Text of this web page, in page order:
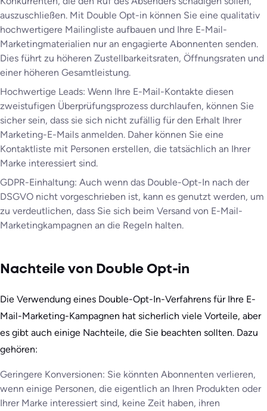
auszuschließen. Mit Double Opt-in können Sie eine qualitativ
hochwertigere Mailingliste aufbauen und Ihre E-Mail-
Marketingmaterialien nur an engagierte Abonnenten senden.
Dies führt zu höheren Zustellbarkeitsraten, Öffnungsraten und
einer höheren Gesamtleistung.
Hochwertige Leads: Wenn Ihre E-Mail-Kontakte diesen
zweistufigen Überprüfungsprozess durchlaufen, können Sie
sicher sein, dass sie sich nicht zufällig für den Erhalt Ihrer
Marketing-E-Mails anmelden. Daher können Sie eine
Kontaktliste mit Personen erstellen, die tatsächlich an Ihrer
Marke interessiert sind.
GDPR-Einhaltung: Auch wenn das Double-Opt-In nach der
DSGVO nicht vorgeschrieben ist, kann es genutzt werden, um
zu verdeutlichen, dass Sie sich beim Versand von E-Mail-
Marketingkampagnen an die Regeln halten.
Nachteile von Double Opt-in
Die Verwendung eines Double-Opt-In-Verfahrens für Ihre E-
Mail-Marketing-Kampagnen hat sicherlich viele Vorteile, aber
es gibt auch einige Nachteile, die Sie beachten sollten. Dazu
gehören:
Geringere Konversionen: Sie könnten Abonnenten verlieren,
wenn einige Personen, die eigentlich an Ihren Produkten oder
Ihrer Marke interessiert sind, keine Zeit haben, ihren